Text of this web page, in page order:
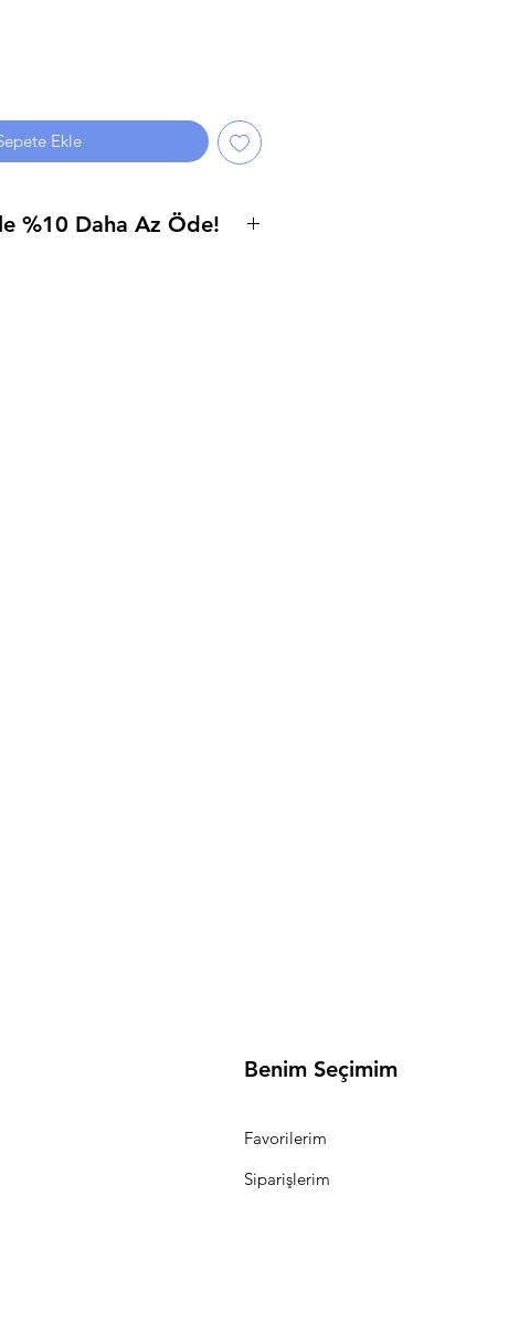
Ekle
%10 Daha Az Öde!
Benim Seçimim
Favorilerim
Siparişlerim